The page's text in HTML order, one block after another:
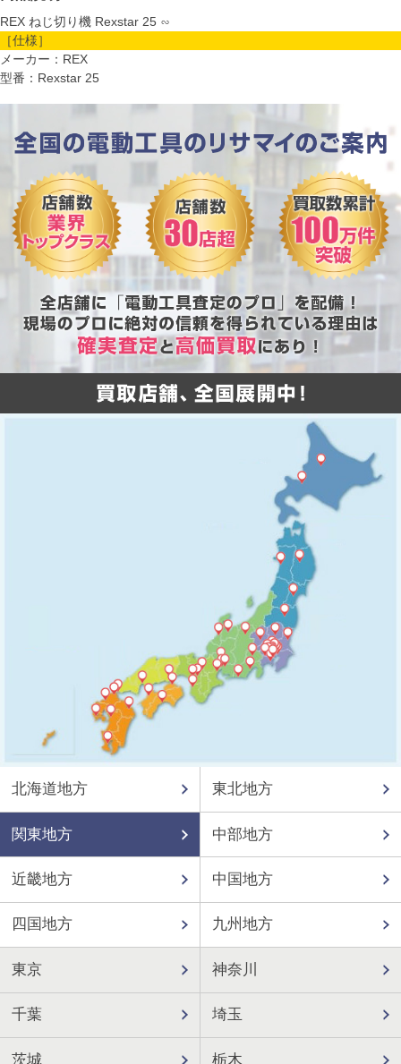
REX ねじ切り機 Rexstar 25 ∽
［仕様］
メーカー：REX
型番：Rexstar 25
北海道地方 東北地方
関東地方 中部地方
近畿地方 中国地方
四国地方 九州地方
東京 神奈川
千葉 埼玉
茨城 栃木